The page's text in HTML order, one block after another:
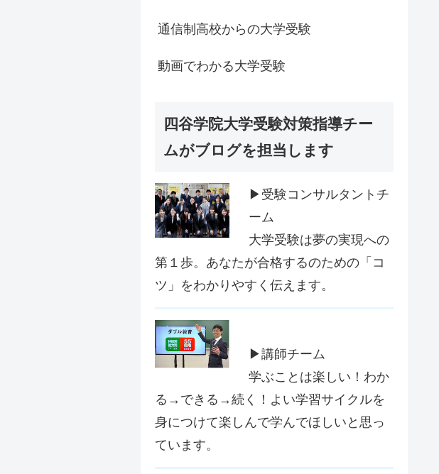
通信制高校からの大学受験
動画でわかる大学受験
四谷学院大学受験対策指導チー
ムがブログを担当します
▶受験コンサルタントチ
ーム
大学受験は夢の実現への
第１歩。あなたが合格するのための「コ
ツ」をわかりやすく伝えます。
▶講師チーム
学ぶことは楽しい！わか
る→できる→続く！よい学習サイクルを
身につけて楽しんで学んでほしいと思っ
ています。